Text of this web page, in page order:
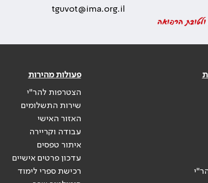
הרפואה
tguvot@ima.org.il
פעולות מהירות
הצטרפות להר"י
שירות התשלומים
האזור האישי
עבודה וקריירה
איתור טפסים
עדכון פרטים אישיים
רכישת ספרי לימוד